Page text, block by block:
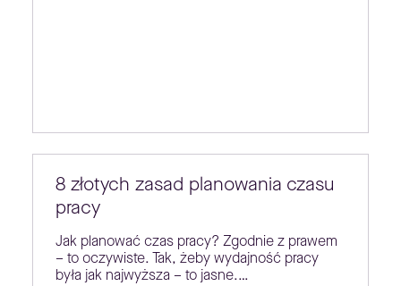
8 złotych zasad planowania czasu
pracy
Jak planować czas pracy? Zgodnie z prawem
– to oczywiste. Tak, żeby wydajność pracy
była jak najwyższa – to jasne.…